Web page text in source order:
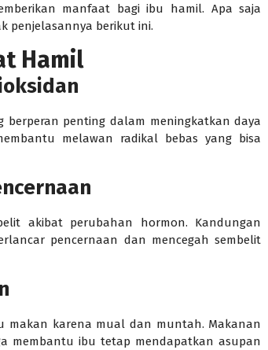
manfaat bagi ibu hamil. Apa saja
penjelasannya berikut ini.
Hamil
berperan penting dalam meningkatkan daya
melawan radikal bebas yang bisa
akibat perubahan hormon. Kandungan
pencernaan dan mencegah sembelit
makan karena mual dan muntah. Makanan
membantu ibu tetap mendapatkan asupan